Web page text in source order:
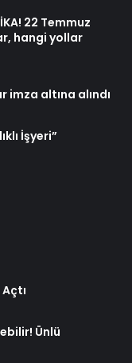
22 Temmuz
hangi yollar
imza altına alındı
İşyeri”
Ünlü